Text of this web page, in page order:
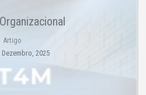
Artigo
Dezembro, 2025